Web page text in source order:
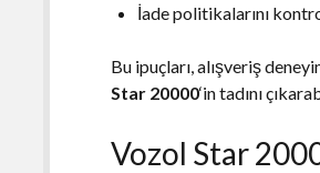
İade politikalarını
Bu ipuçları, alışveriş
Star 20000‘in tadını
Vozol Star